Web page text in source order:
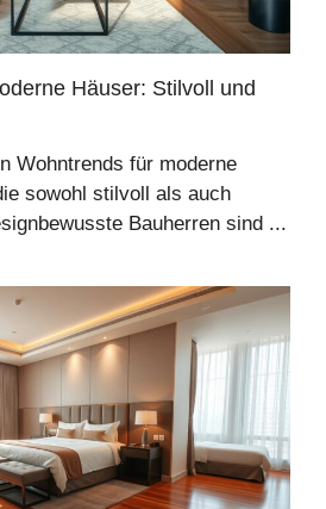
Häuser: Stilvoll und
Wohntrends für moderne
sowohl stilvoll als auch
Bauherren sind ...